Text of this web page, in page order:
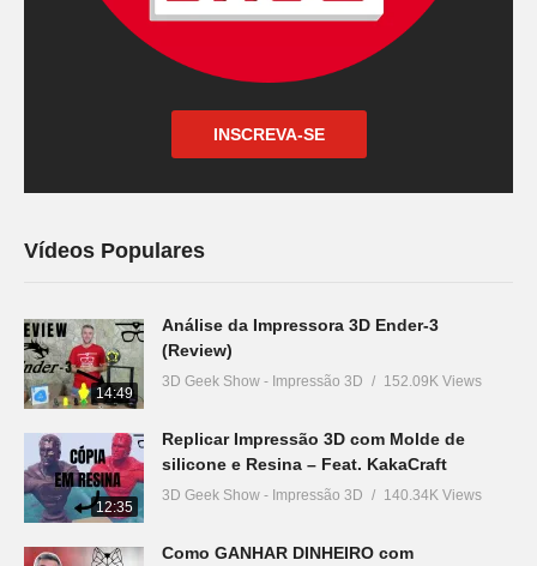
INSCREVA-SE
Vídeos Populares
14:49
Análise da Impressora 3D Ender-3
(Review)
3D Geek Show - Impressão 3D 152.09K Views
12:35
Replicar Impressão 3D com Molde de
silicone e Resina – Feat. KakaCraft
3D Geek Show - Impressão 3D 140.34K Views
Como GANHAR DINHEIRO com